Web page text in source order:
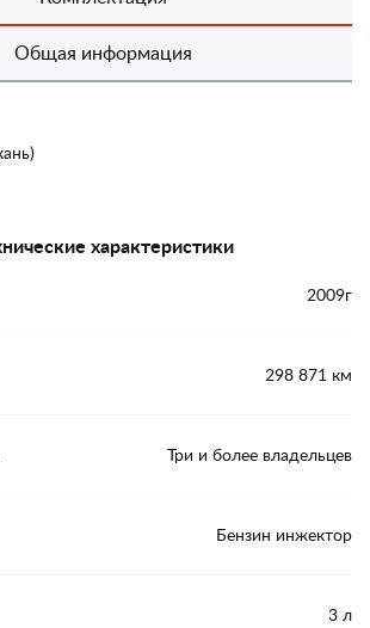
Общая информация
характеристики
2009г
298 871 км
Три и более владельцев
Бензин инжектор
3 л